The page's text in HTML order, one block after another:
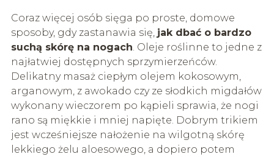
Coraz więcej osób sięga po proste, domowe
sposoby, gdy zastanawia się, jak dbać o bardzo
suchą skórę na nogach. Oleje roślinne to jedne z
najłatwiej dostępnych sprzymierzeńców.
Delikatny masaż ciepłym olejem kokosowym,
arganowym, z awokado czy ze słodkich migdałów
wykonany wieczorem po kąpieli sprawia, że nogi
rano są miękkie i mniej napięte. Dobrym trikiem
jest wcześniejsze nałożenie na wilgotną skórę
lekkiego żelu aloesowego, a dopiero potem